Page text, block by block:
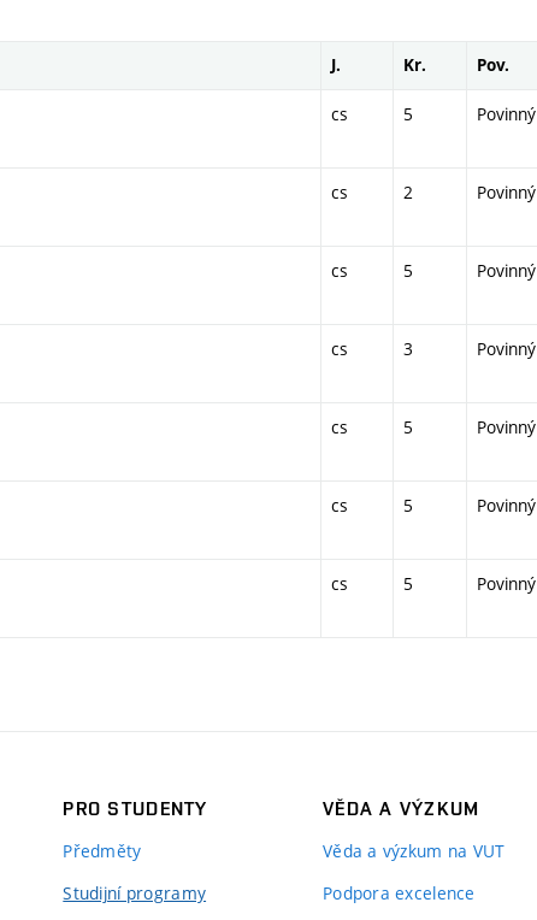
J. Kr. Pov.
cs 5 Povinný
cs 2 Povinný
cs 5 Povinný
cs 3 Povinný
cs 5 Povinný
cs 5 Povinný
cs 5 Povinný
PRO STUDENTY
Předměty
Studijní programy
VĚDA A VÝZKUM
Věda a výzkum na VUT
Podpora excelence